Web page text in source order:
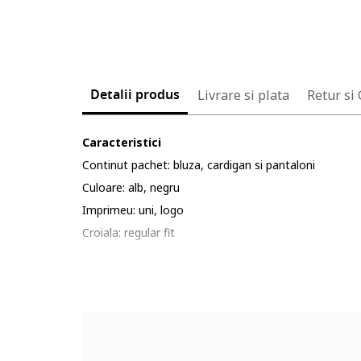
Detalii produs Livrare si plata Retur si
Caracteristici
Continut pachet: bluza, cardigan si pantaloni
Culoare: alb, negru
Imprimeu: uni, logo
Croiala: regular fit